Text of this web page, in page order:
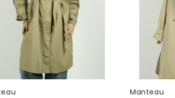
Manteau